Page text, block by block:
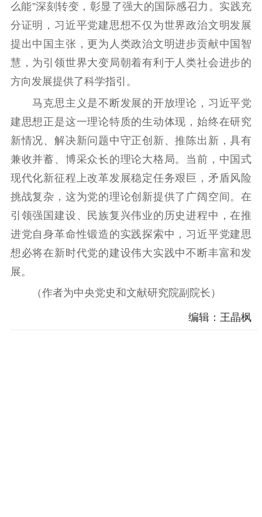
么能”深刻转变，彰显了强大的国际感召力。实践充
分证明，习近平党建思想不仅为世界政治文明发展
提出中国主张，更为人类政治文明进步贡献中国智
慧，为引领世界大变局朝着有利于人类社会进步的
方向发展提供了科学指引。
马克思主义是不断发展的开放理论，习近平党
建思想正是这一理论特质的生动体现，始终在研究
新情况、解决新问题中守正创新、推陈出新，具有
兼收并蓄、博采众长的理论大格局。当前，中国式
现代化新征程上改革发展稳定任务艰巨，矛盾风险
挑战复杂，这为党的理论创新提供了广阔空间。在
引领强国建设、民族复兴伟业的历史进程中，在推
进党自身革命性锻造的实践探索中，习近平党建思
想必将在新时代党的建设伟大实践中不断丰富和发
展。
（作者为中央党史和文献研究院副院长）
编辑：王晶枫